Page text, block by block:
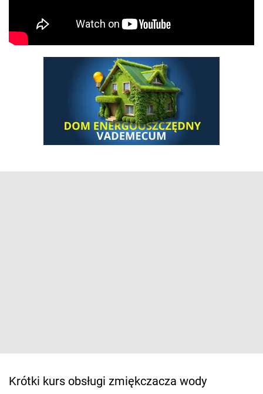
Krótki kurs obsługi zmiękczacza wody